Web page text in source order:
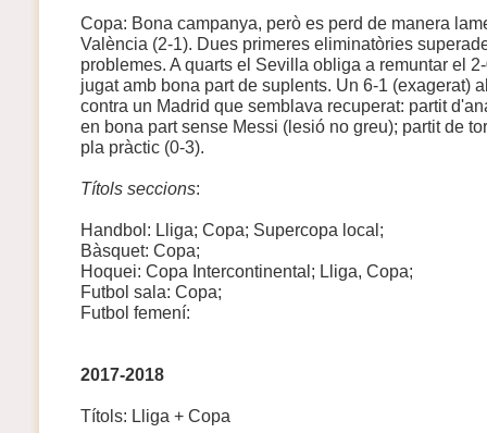
Copa: Bona campanya, però es perd de manera
València (2-1). Dues primeres eliminatòries
problemes. A quarts el Sevilla obliga a remuntar el
jugat amb bona part de suplents. Un 6-1 (exagerat)
contra un Madrid que semblava recuperat: partit
en bona part sense Messi (lesió no greu); partit de
pla pràctic (0-3).
Títols seccions:
Handbol: Lliga; Copa; Supercopa local;
Bàsquet: Copa;
Hoquei: Copa Intercontinental; Lliga, Copa;
Futbol sala: Copa;
Futbol femení:
2017-2018
Títols: Lliga + Copa